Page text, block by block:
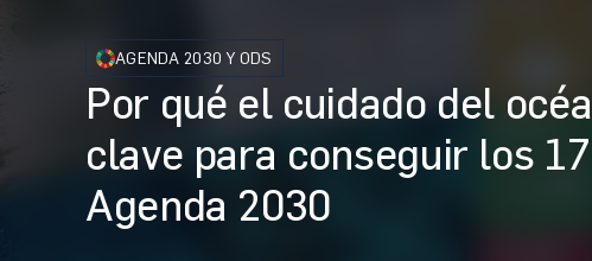
AGENDA 2030 Y ODS
Por qué el cuidado del
clave para conseguir los
Agenda 2030